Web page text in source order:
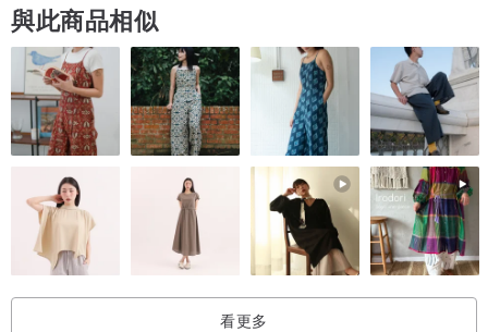
與此商品相似
看更多